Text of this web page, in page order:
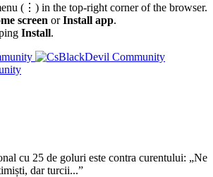
(⋮) in the top-right corner of the browser.
screen orInstall app.
Install.
cu 25 de goluri este contra curentului: „Ne
dar turcii...”